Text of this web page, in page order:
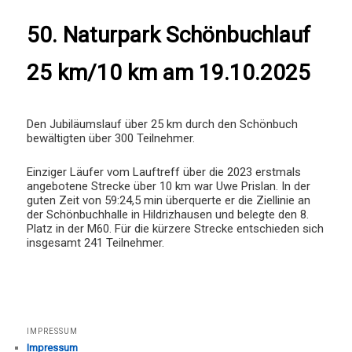
50. Naturpark Schönbuchlauf
25 km/10 km am 19.10.2025
Den Jubiläumslauf über 25 km durch den Schönbuch
bewältigten über 300 Teilnehmer.
Einziger Läufer vom Lauftreff über die 2023 erstmals
angebotene Strecke über 10 km war Uwe Prislan. In der
guten Zeit von 59:24,5 min überquerte er die Ziellinie an
der Schönbuchhalle in Hildrizhausen und belegte den 8.
Platz in der M60. Für die kürzere Strecke entschieden sich
insgesamt 241 Teilnehmer.
IMPRESSUM
Impressum